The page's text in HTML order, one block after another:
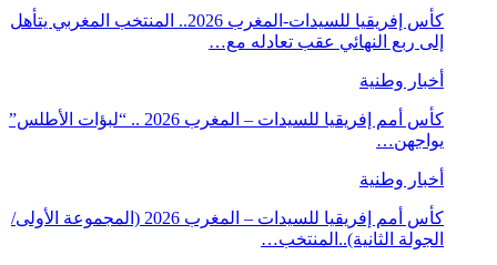
كأس إفريقيا للسيدات-المغرب 2026.. المنتخب المغربي يتأهل
إلى ربع النهائي عقب تعادله مع…
أخبار وطنية
كأس أمم إفريقيا للسيدات – المغرب 2026 .. “لبؤات الأطلس”
يواجهن…
أخبار وطنية
كأس أمم إفريقيا للسيدات – المغرب 2026 (المجموعة الأولى/
الجولة الثانية)..المنتخب…